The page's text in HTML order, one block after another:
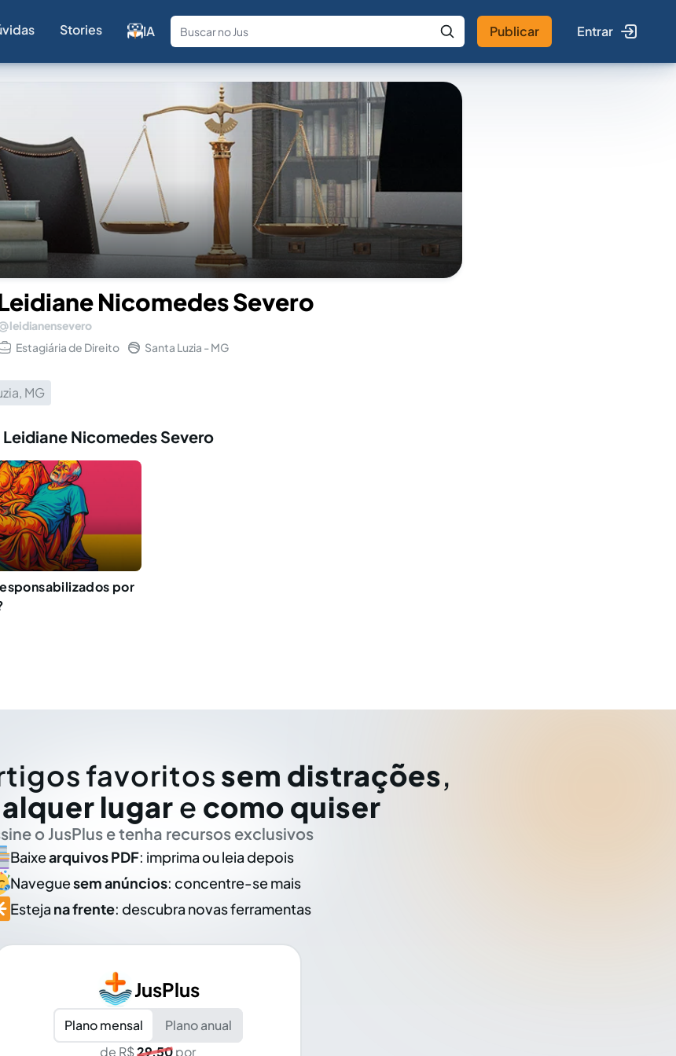
Stories IA
Fale com a IA Buscar no Jus
Publicar Entrar
Nicomedes Severo
leidianensevero
Estagiária de Direito
Santa Luzia - MG
MG
Nicomedes Severo
por
favoritos sem distrações,
lugar e como quiser
o JusPlus e tenha recursos exclusivos
Baixearquivos PDF: imprima ou leia depois
Naveguesem anúncios: concentre-se mais
Esteja na frente: descubra novas ferramentas
JusPlus
Plano mensal
Plano anual
de R$29,50por